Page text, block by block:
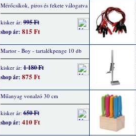
Mérőcsíkok, piros és fekete válogatva
kisker ár:995 Ft
shop ár: 815 Ft
Martor - Boy - tartalékpenge 10 db
kisker ár:1 180 Ft
shop ár: 875 Ft
Műanyag vonalzó 30 cm
kisker ár:650 Ft
shop ár: 410 Ft